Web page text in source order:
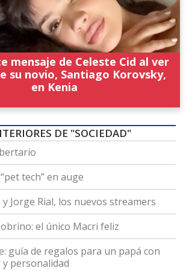
mensaje de Celeste Cid al ver
su novio, Santiago Korovsky,
en Kenia
DE "SOCIEDAD"
tech” en auge
y Jorge Rial, los nuevos streamers
el único Macri feliz
guía de regalos para un papá con
personalidad